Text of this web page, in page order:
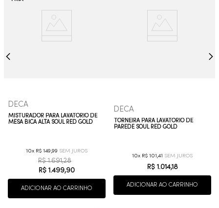
DECA
MISTURADOR PARA LAVATÓRIO DE
MESA BICA ALTA SOUL RED GOLD
10 R$ 149,99
R$ 1.691,28
R$ 1 .499,90
ADICIONAR AO CARRINHO
DECA
TORNEIRA PARA LAVATÓRIO DE
PAREDE SOUL RED GOLD
10 R$ 101 ,41
R$ 1 .014,18
ADICIONAR AO CARRINHO